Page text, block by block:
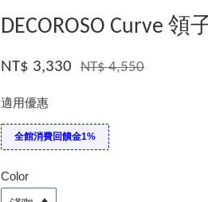
DECOROSO Curve 領
NT$ 3,330 NT$ 4,550
適用優惠
全館消費回饋金1%
Color